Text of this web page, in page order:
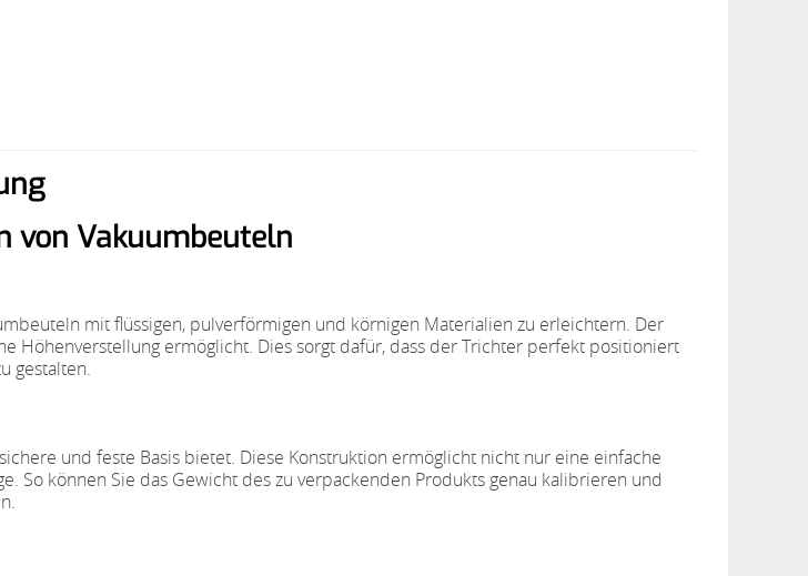
von Vakuumbeuteln
mit flüssigen, pulverförmigen und körnigen Materialien zu erleichtern. Der
Höhenverstellung ermöglicht. Dies sorgt dafür, dass der Trichter perfekt positioniert
gestalten.
und feste Basis bietet. Diese Konstruktion ermöglicht nicht nur eine einfache
So können Sie das Gewicht des zu verpackenden Produkts genau kalibrieren und